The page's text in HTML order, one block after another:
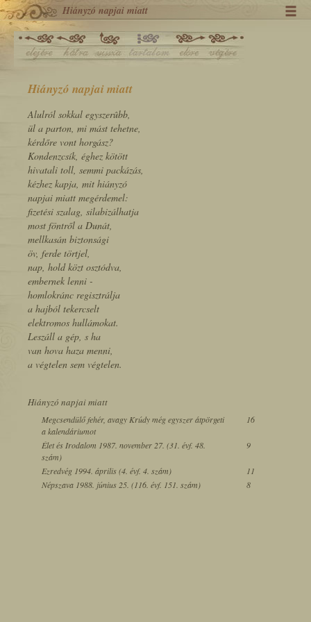
Hiányzó napjai miatt
Hiányzó napjai miatt
Alulról sokkal egyszerûbb,
ül a parton, mi mást tehetne,
kérdőre vont horgász?
Kondenzcsík, éghez kötött
hivatali toll, semmi packázás,
kézhez kapja, mit hiányzó
napjai miatt megérdemel:
fizetési szalag, silabizálhatja
most föntről a Dunát,
mellkasán biztonsági
öv, ferde törtjel,
nap, hold közt osztódva,
embernek lenni -
homlokránc regisztrálja
a hajból tekercselt
elektromos hullámokat.
Leszáll a gép, s ha
van hova haza menni,
a végtelen sem végtelen.
Hiányzó napjai miatt
Megcsendülő fehér, avagy Krúdy még egyszer átpörgeti
a kalendáriumot
16
Élet és Irodalom 1987. november 27. (31. évf. 48.
szám)
9
Ezredvég 1994. április (4. évf. 4. szám)
11
Népszava 1988. június 25. (116. évf. 151. szám)
8